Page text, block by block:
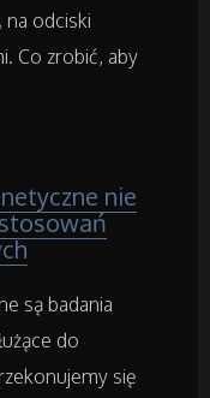
na odciski
Co zrobić, aby
nie
są badania
do
się